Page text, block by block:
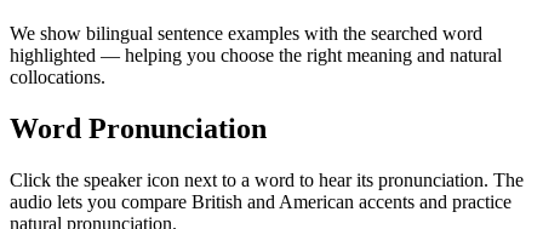
We show bilingual sentence examples with the searched word
highlighted — helping you choose the right meaning and natural
collocations.
Word Pronunciation
Click the speaker icon next to a word to hear its pronunciation. The
audio lets you compare British and American accents and practice
natural pronunciation.